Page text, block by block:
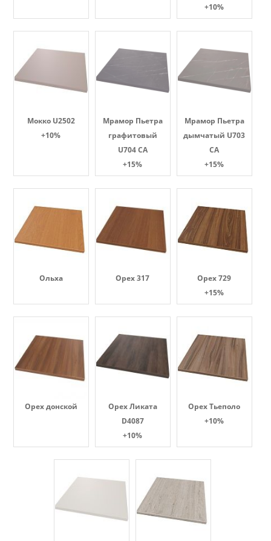
+10%
Мокко U2502
+10%
Мрамор Пьетра
графитовый
U704 CA
+15%
Мрамор Пьетра
дымчатый U703
CA
+15%
Ольха Орех 317
Орех 729
+15%
Орех донской
Орех Ликата
D4087
+10%
Орех Тьеполо
+10%